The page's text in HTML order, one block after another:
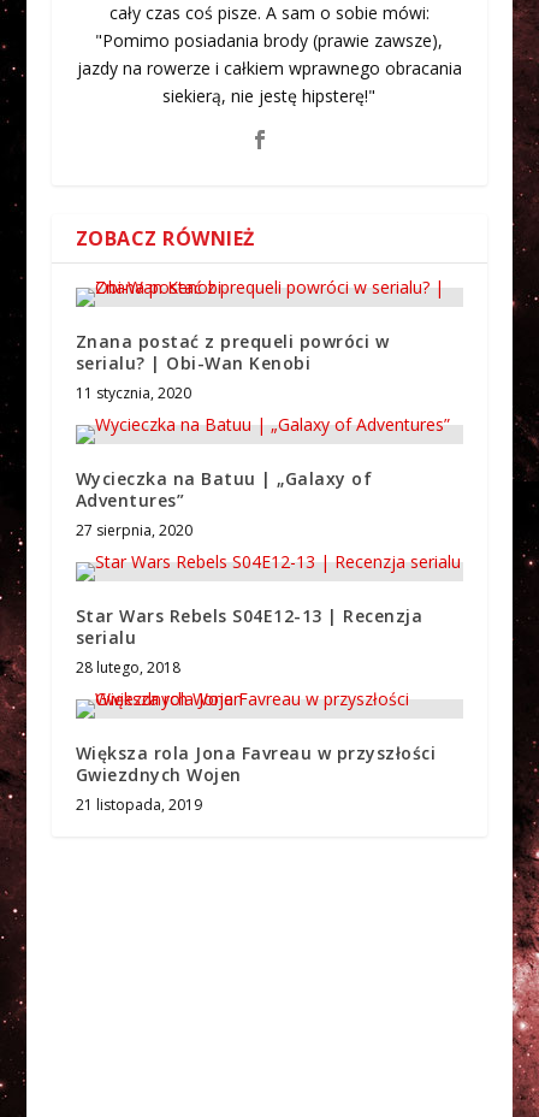
cały czas coś pisze. A sam o sobie mówi:
"Pomimo posiadania brody (prawie zawsze),
jazdy na rowerze i całkiem wprawnego obracania
siekierą, nie jestę hipsterę!"
ZOBACZ RÓWNIEŻ
Znana postać z prequeli powróci w
serialu? | Obi-Wan Kenobi
11 stycznia, 2020
Wycieczka na Batuu | „Galaxy of
Adventures”
27 sierpnia, 2020
Star Wars Rebels S04E12-13 | Recenzja
serialu
28 lutego, 2018
Większa rola Jona Favreau w przyszłości
Gwiezdnych Wojen
21 listopada, 2019